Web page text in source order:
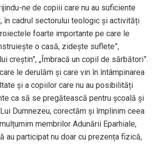
ne de copiii care nu au suficiente
în cadrul sectorului teologic și activități
foarte importante pe care le
o casă, zidește suflete”,
creștin”, „Îmbracă un copil de sărbători”.
le derulăm și care vin în întâmpinarea
și a copiilor care nu au posibilități
ca să se pregătească pentru școală și
Dumnezeu, corectăm și împlinim ceea
membrilor Adunării Eparhiale,
au participat nu doar cu prezența fizică,